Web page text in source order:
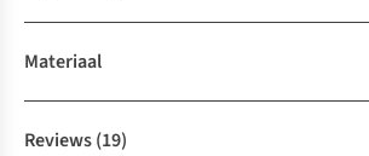
Materiaal
Reviews(19)